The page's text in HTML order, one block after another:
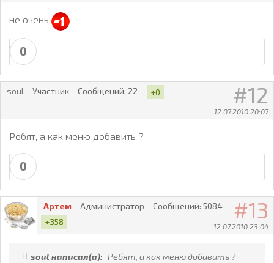
не очень
0
12
12.07.2010 20:07
soul Участник Сообщений: 22 +0
Ребят, а как меню добавить ?
0
13
12.07.2010 23:04
Артем Администратор Сообщений: 5084
+358
soul написал(а): Ребят, а как меню добавить ?